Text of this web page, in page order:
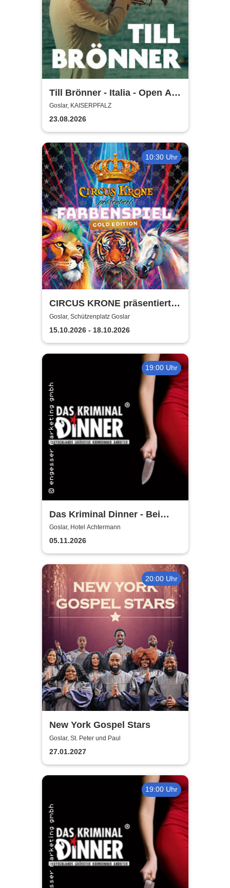
Till Brönner - Italia - Open Air
2026
Goslar, KAISERPFALZ
23.08.2026
10:30 Uhr
CIRCUS KRONE präsentiert
FARBENSPIEL - Gold Edition
| Goslar
Goslar, Schützenplatz Goslar
15.10.2026 - 18.10.2026
19:00 Uhr
Das Kriminal Dinner - Bei
Aussage: Mord!
Goslar, Hotel Achtermann
05.11.2026
20:00 Uhr
New York Gospel Stars
Goslar, St. Peter und Paul
27.01.2027
19:00 Uhr